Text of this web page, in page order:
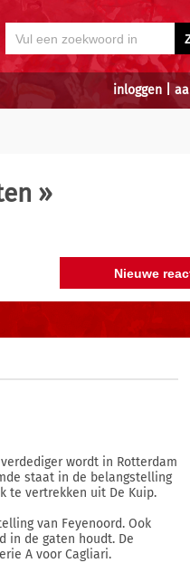
inloggen
»
wordt in Rotterdam
staat in de belangstelling
te vertrekken uit De Kuip.
van Feyenoord. Ook
in de gaten houdt. De
A voor Cagliari.